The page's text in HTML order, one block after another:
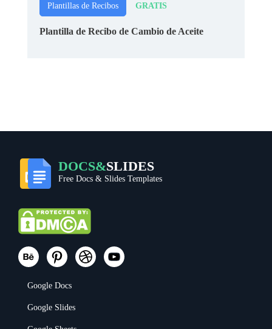
Plantillas de Recibos GRATIS
Plantilla de Recibo de Cambio de Aceite
DOCS&SLIDES
Free Docs & Slides Templates
Google Docs
Google Slides